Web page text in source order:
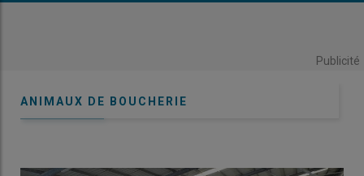
Publicité
ANIMAUX DE BOUCHERIE